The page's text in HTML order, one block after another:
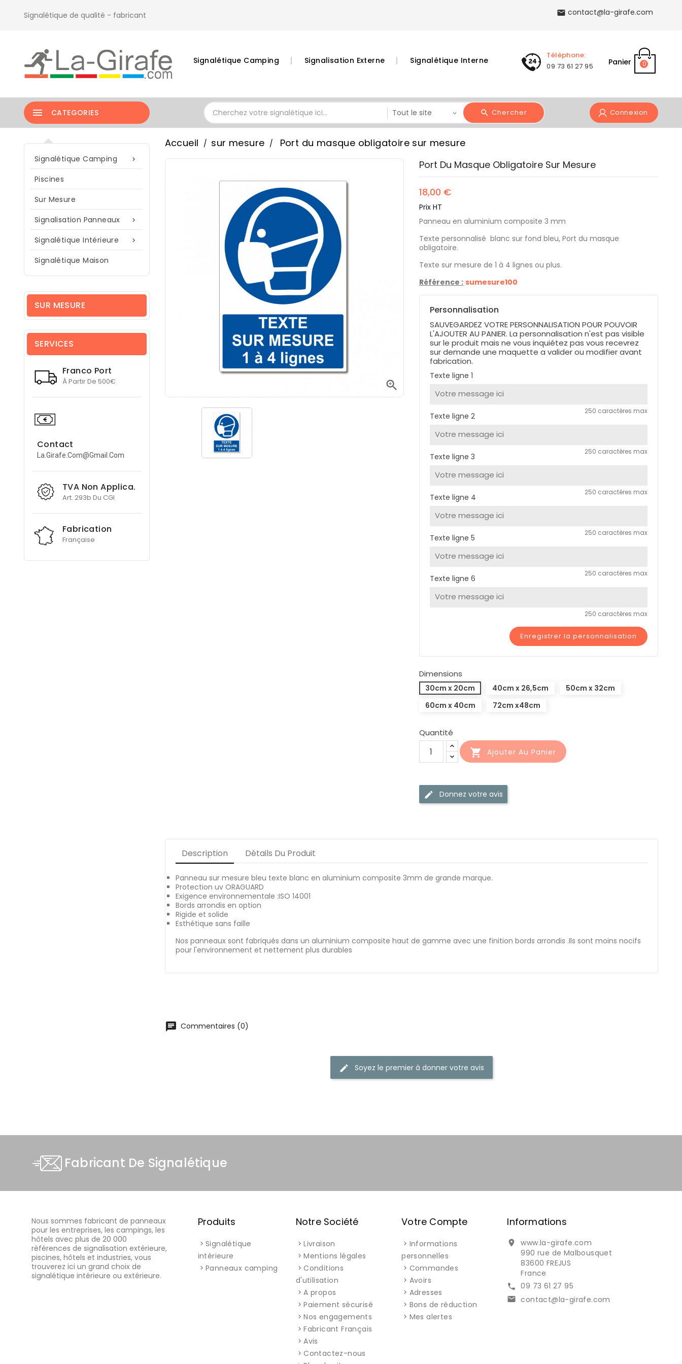
Signalétique de qualité - fabricant  contact@la-girafe.com
Panier 0
Téléphone:
09 73 61 27 95
Signalétique Camping Signalisation Externe Signalétique Interne
Connexion
Chercher
CATEGORIES


Signalétique Camping
Piscines
Sur Mesure

Signalisation Panneaux

Signalétique Intérieure
Signalétique Maison
SUR MESURE
SERVICES
Franco Port
À Partir De 500€
Contact
La.girafe.com@gmail.com
TVA Non Applica.
Art. 293b Du CGI
Fabrication
Française
Accueil sur mesure Port du masque obligatoire sur mesure

Port Du Masque Obligatoire Sur Mesure
18,00 €
Prix HT
Panneau en aluminium composite 3 mm
Texte personnalisé blanc sur fond bleu, Port du masque
obligatoire.
Texte sur mesure de 1 à 4 lignes ou plus.
Référence : sumesure100
Personnalisation
SAUVEGARDEZ VOTRE PERSONNALISATION POUR POUVOIR
L'AJOUTER AU PANIER. La personnalisation n'est pas visible
sur le produit mais ne vous inquiétez pas vous recevrez
sur demande une maquette a valider ou modifier avant
fabrication.
Texte ligne 1
250 caractères max
Texte ligne 2
250 caractères max
Texte ligne 3
250 caractères max
Texte ligne 4
250 caractères max
Texte ligne 5
250 caractères max
Texte ligne 6
250 caractères max
Enregistrer la personnalisation
Dimensions
30cm x 20cm 40cm x 26,5cm
50cm x 32cm
60cm x 40cm
72cm x48cm
Quantité
 Ajouter Au Panier
edit Donnez votre avis
Description Détails Du Produit
Panneau sur mesure bleu texte blanc en aluminium composite 3mm de grande marque.
Protection uv ORAGUARD
Exigence environnementale :ISO 14001
Bords arrondis en option
Rigide et solide
Esthétique sans faille
Nos panneaux sont fabriqués dans un aluminium composite haut de gamme avec une finition bords arrondis .Ils sont moins nocifs
pour l'environnement et nettement plus durables
chat Commentaires (0)
edit Soyez le premier à donner votre avis
Fabricant De Signalétique
Nous sommes fabricant de panneaux
pour les entreprises, les campings, les
hôtels avec plus de 20 000
références de signalisation extérieure,
piscines, hôtels et industries, vous
trouverez ici un grand choix de
signalétique intérieure ou extérieure.
Produits
Signalétique
intérieure
Panneaux camping
Notre Société
Livraison
Mentions légales
Conditions
d'utilisation
A propos
Paiement sécurisé
Nos engagements
Fabricant Français
Avis
Contactez-nous
Votre Compte
Informations
personnelles
Commandes
Avoirs
Adresses
Bons de réduction
Mes alertes
Informations

www.la-girafe.com
990 rue de Malbousquet
83600 FREJUS
France
 09 73 61 27 95
 contact@la-girafe.com